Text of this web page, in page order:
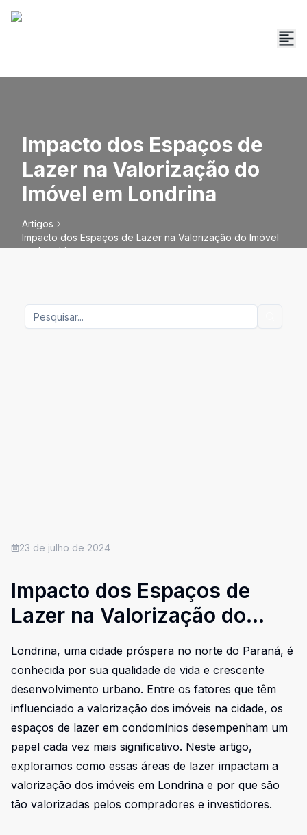
Impacto dos Espaços de
Lazer na Valorização do
Imóvel em Londrina
Artigos
Impacto dos Espaços de Lazer na Valorização do Imóvel
em Londrina
23 de julho de 2024
Impacto dos Espaços de
Lazer na Valorização do
Imóvel em Londrina
Londrina, uma cidade próspera no norte do Paraná, é
conhecida por sua qualidade de vida e crescente
desenvolvimento urbano. Entre os fatores que têm
influenciado a valorização dos imóveis na cidade, os
espaços de lazer em condomínios desempenham um
papel cada vez mais significativo. Neste artigo,
exploramos como essas áreas de lazer impactam a
valorização dos imóveis em Londrina e por que são
tão valorizadas pelos compradores e investidores.